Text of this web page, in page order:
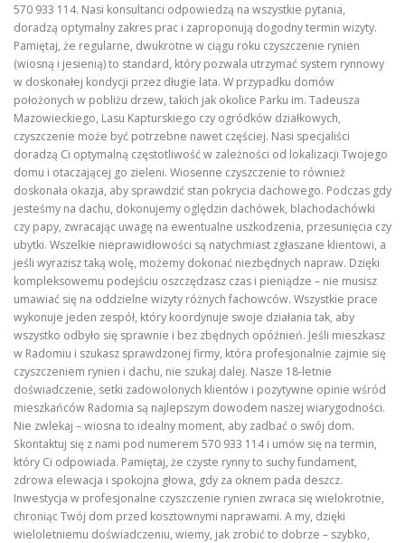
570 933 114. Nasi konsultanci odpowiedzą na wszystkie pytania,
doradzą optymalny zakres prac i zaproponują dogodny termin wizyty.
Pamiętaj, że regularne, dwukrotne w ciągu roku czyszczenie rynien
(wiosną i jesienią) to standard, który pozwala utrzymać system rynnowy
w doskonałej kondycji przez długie lata. W przypadku domów
położonych w pobliżu drzew, takich jak okolice Parku im. Tadeusza
Mazowieckiego, Lasu Kapturskiego czy ogródków działkowych,
czyszczenie może być potrzebne nawet częściej. Nasi specjaliści
doradzą Ci optymalną częstotliwość w zależności od lokalizacji Twojego
domu i otaczającej go zieleni. Wiosenne czyszczenie to również
doskonała okazja, aby sprawdzić stan pokrycia dachowego. Podczas gdy
jesteśmy na dachu, dokonujemy oględzin dachówek, blachodachówki
czy papy, zwracając uwagę na ewentualne uszkodzenia, przesunięcia czy
ubytki. Wszelkie nieprawidłowości są natychmiast zgłaszane klientowi, a
jeśli wyrazisz taką wolę, możemy dokonać niezbędnych napraw. Dzięki
kompleksowemu podejściu oszczędzasz czas i pieniądze – nie musisz
umawiać się na oddzielne wizyty różnych fachowców. Wszystkie prace
wykonuje jeden zespół, który koordynuje swoje działania tak, aby
wszystko odbyło się sprawnie i bez zbędnych opóźnień. Jeśli mieszkasz
w Radomiu i szukasz sprawdzonej firmy, która profesjonalnie zajmie się
czyszczeniem rynien i dachu, nie szukaj dalej. Nasze 18-letnie
doświadczenie, setki zadowolonych klientów i pozytywne opinie wśród
mieszkańców Radomia są najlepszym dowodem naszej wiarygodności.
Nie zwlekaj – wiosna to idealny moment, aby zadbać o swój dom.
Skontaktuj się z nami pod numerem 570 933 114 i umów się na termin,
który Ci odpowiada. Pamiętaj, że czyste rynny to suchy fundament,
zdrowa elewacja i spokojna głowa, gdy za oknem pada deszcz.
Inwestycja w profesjonalne czyszczenie rynien zwraca się wielokrotnie,
chroniąc Twój dom przed kosztownymi naprawami. A my, dzięki
wieloletniemu doświadczeniu, wiemy, jak zrobić to dobrze – szybko,